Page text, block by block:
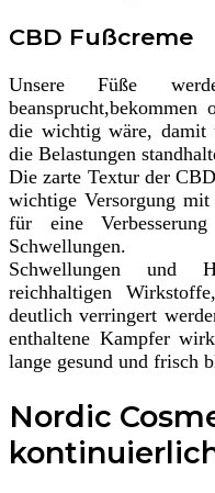
CBD Fußcreme
Unsere Füße
die wichtig wäre, damit
die Belastungen
Die zarte Textur der
wichtige Versorgung
für eine
Schwellungen.
Schwellungen und
reichhaltigen
deutlich verringert
enthaltene Kampfer
lange gesund und frisch
Nordic